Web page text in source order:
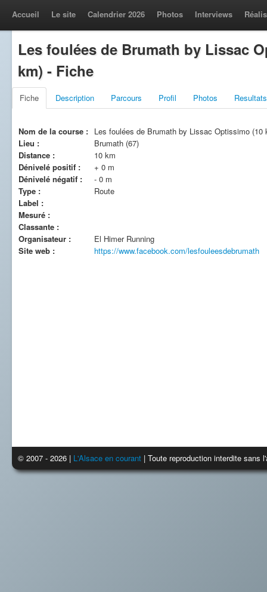
Accueil Le site Calendrier 2026 Photos Interviews
Les foulées de Brumath by Lissac
km) - Fiche
Fiche Description Parcours Profil Photos Resultats
Nom de la course : Les foulées de Brumath by Lissac Optissimo (10
Lieu :
Brumath (67)
Distance :
10 km
Dénivelé positif :
+ 0 m
Dénivelé négatif :
- 0 m
Type :
Route
Label :
Mesuré :
Classante :
Organisateur :
El Himer Running
Site web :
https://www.facebook.com/lesfouleesdebrumath
© 2007 - 2026 | L'Alsace en courant | Toute reproduction interdite sans